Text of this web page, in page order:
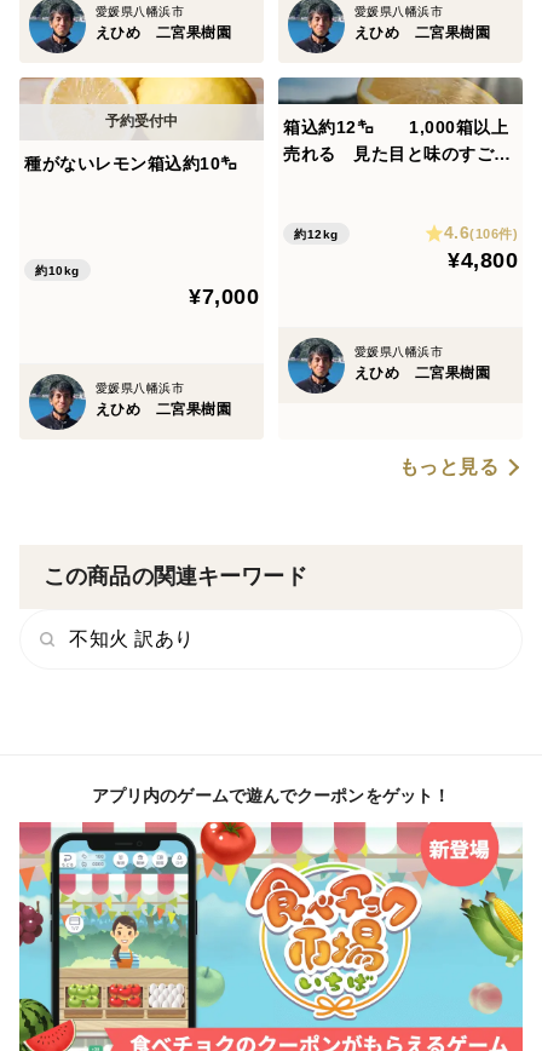
愛媛県八幡浜市
えひめ 二宮果樹園
愛媛県八幡浜市
えひめ 二宮果樹園
種がないレモン箱込約10㌔
約10kg
¥7,000
愛媛県八幡浜市
えひめ 二宮果樹園
箱込約12㌔ 1,000箱以上
売れる 見た目と味のすごい
約12kg 4.6(106件)
¥4,800
愛媛県八幡浜市
えひめ 二宮果樹園
もっと見る
この商品の関連キーワード
不知火 訳あり
アプリ内のゲームで遊んでクーポンをゲット！